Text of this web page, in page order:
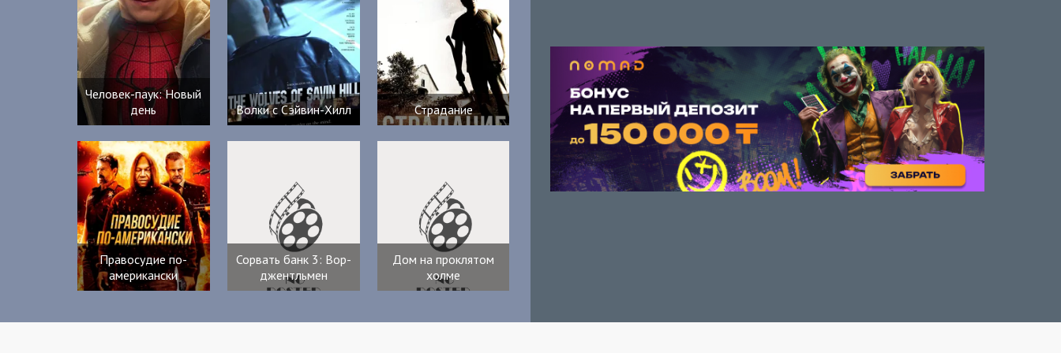
Человек-паук: Новый
день
Волки с Сэйвин-Хилл Страдание
Правосудие по-
американски
Сорвать банк 3: Вор-
джентльмен
Дом на проклятом
холме